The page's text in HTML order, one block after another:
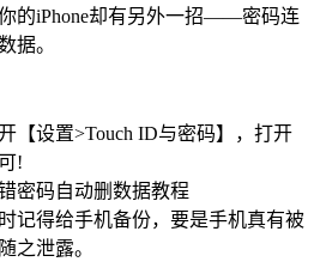
的iPhone却有另外一招——密码连
据。
设置>Touch ID与密码】，打开
!
码自动删数据教程
得给手机备份，要是手机真有被
之泄露。